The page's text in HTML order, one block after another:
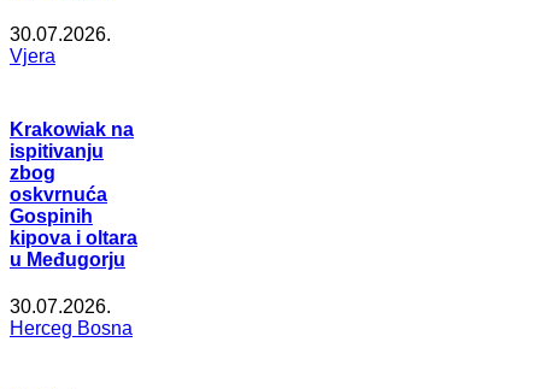
30.07.2026.
Vjera
Krakowiak na
ispitivanju
zbog
oskvrnuća
Gospinih
kipova i oltara
u Međugorju
30.07.2026.
Herceg Bosna